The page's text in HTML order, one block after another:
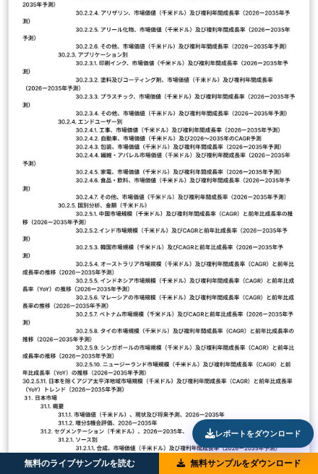
無料のライブサンプルを読む 無料サンプルをダウンロード
レポートをダウンロード